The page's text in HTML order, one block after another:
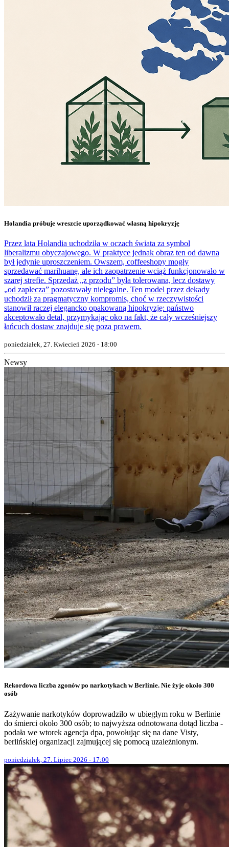
Holandia próbuje wreszcie uporządkować własną hipokryzję
Przez lata Holandia uchodziła w oczach świata za symbol
liberalizmu obyczajowego. W praktyce jednak obraz ten od dawna
był jedynie uproszczeniem. Owszem, coffeeshopy mogły
sprzedawać marihuanę, ale ich zaopatrzenie wciąż funkcjonowało w
szarej strefie. Sprzedaż „z przodu” była tolerowana, lecz dostawy
„od zaplecza” pozostawały nielegalne. Ten model przez dekady
uchodził za pragmatyczny kompromis, choć w rzeczywistości
stanowił raczej elegancko opakowaną hipokryzję: państwo
akceptowało detal, przymykając oko na fakt, że cały wcześniejszy
łańcuch dostaw znajduje się poza prawem.
poniedziałek, 27. Kwiecień 2026 - 18:00
Newsy
Rekordowa liczba zgonów po narkotykach w Berlinie. Nie żyje około 300
osób
Zażywanie narkotyków doprowadziło w ubiegłym roku w Berlinie
do śmierci około 300 osób; to najwyższa odnotowana dotąd liczba -
podała we wtorek agencja dpa, powołując się na dane Visty,
berlińskiej organizacji zajmującej się pomocą uzależnionym.
poniedziałek, 27. Lipiec 2026 - 17:00